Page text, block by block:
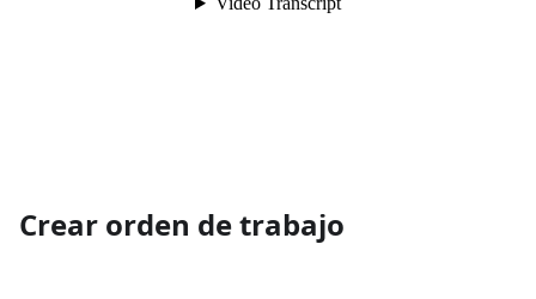
Crear orden de trabajo